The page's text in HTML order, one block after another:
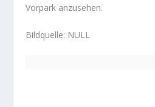
Vorpark anzusehen.
Bildquelle: NULL